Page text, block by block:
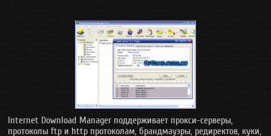
Internet Download Manager поддерживает прокси-серверы,
протоколы ftp и http протоколам, брандмауэры, редиректов, куки,